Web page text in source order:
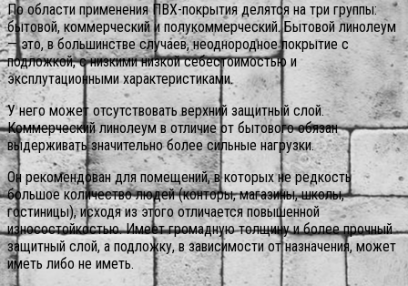
По области применения ПВХ-покрытия делятся на три группы:
бытовой, коммерческий и полукоммерческий. Бытовой линолеум
— это, в большинстве случаев, неоднородное покрытие с
подложкой, с низкими низкой себестоимостью и
эксплутационными характеристиками.
У него может отсутствовать верхний защитный слой.
Коммерческий линолеум в отличие от бытового обязан
выдерживать значительно более сильные нагрузки.
Он рекомендован для помещений, в которых не редкость
большое количество людей (конторы, магазины, школы,
гостиницы), исходя из этого отличается повышенной
износостойкостью. Имеет громадную толщину и более прочный
защитный слой, а подложку, в зависимости от назначения, может
иметь либо не иметь.